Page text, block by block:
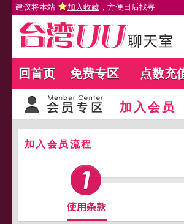
建议将本站 加入收藏 ，方便日后找寻
回首页 免费专区 点数充
加入会员
加入会员流程